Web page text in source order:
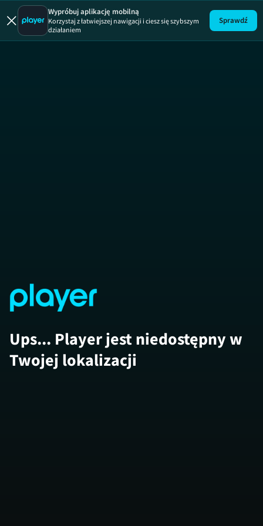
Wolverine
Wypróbuj aplikację mobilną
Korzystaj z łatwiejszej nawigacji i ciesz się szybszym
działaniem
Sprawdź
Ups... Player jest niedostępny w
Twojej lokalizacji